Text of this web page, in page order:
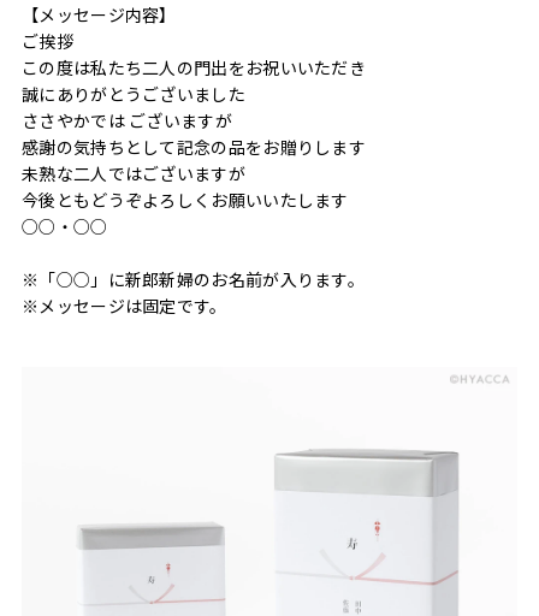
【メッセージ内容】
ご挨拶
この度は私たち二人の門出をお祝いいただき
誠にありがとうございました
ささやかでは ございますが
感謝の気持ちとして記念の品をお贈りします
未熟な二人ではございますが
今後ともどうぞよろしくお願いいたします
○○・○○
※「○○」に新郎新婦のお名前が入ります。
※メッセージは固定です。